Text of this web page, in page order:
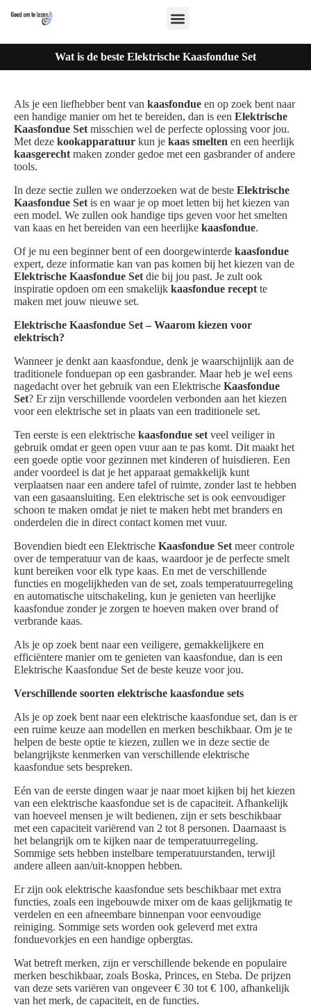
Wat is de beste Elektrische Kaasfondue Set
Als je een liefhebber bent van kaasfondue en op zoek bent naar
een handige manier om het te bereiden, dan is een Elektrische
Kaasfondue Set misschien wel de perfecte oplossing voor jou.
Met deze kookapparatuur kun je kaas smelten en een heerlijk
kaasgerecht maken zonder gedoe met een gasbrander of andere
tools.
In deze sectie zullen we onderzoeken wat de beste Elektrische
Kaasfondue Set is en waar je op moet letten bij het kiezen van
een model. We zullen ook handige tips geven voor het smelten
van kaas en het bereiden van een heerlijke kaasfondue.
Of je nu een beginner bent of een doorgewinterde kaasfondue
expert, deze informatie kan van pas komen bij het kiezen van de
Elektrische Kaasfondue Set die bij jou past. Je zult ook
inspiratie opdoen om een smakelijk kaasfondue recept te
maken met jouw nieuwe set.
Elektrische Kaasfondue Set – Waarom kiezen voor
elektrisch?
Wanneer je denkt aan kaasfondue, denk je waarschijnlijk aan de
traditionele fonduepan op een gasbrander. Maar heb je wel eens
nagedacht over het gebruik van een Elektrische Kaasfondue
Set? Er zijn verschillende voordelen verbonden aan het kiezen
voor een elektrische set in plaats van een traditionele set.
Ten eerste is een elektrische kaasfondue set veel veiliger in
gebruik omdat er geen open vuur aan te pas komt. Dit maakt het
een goede optie voor gezinnen met kinderen of huisdieren. Een
ander voordeel is dat je het apparaat gemakkelijk kunt
verplaatsen naar een andere tafel of ruimte, zonder last te hebben
van een gasaansluiting. Een elektrische set is ook eenvoudiger
schoon te maken omdat je niet te maken hebt met branders en
onderdelen die in direct contact komen met vuur.
Bovendien biedt een Elektrische Kaasfondue Set meer controle
over de temperatuur van de kaas, waardoor je de perfecte smelt
kunt bereiken voor elk type kaas. En met de verschillende
functies en mogelijkheden van de set, zoals temperatuurregeling
en automatische uitschakeling, kun je genieten van heerlijke
kaasfondue zonder je zorgen te hoeven maken over brand of
verbrande kaas.
Als je op zoek bent naar een veiligere, gemakkelijkere en
efficiëntere manier om te genieten van kaasfondue, dan is een
Elektrische Kaasfondue Set de beste keuze voor jou.
Verschillende soorten elektrische kaasfondue sets
Als je op zoek bent naar een elektrische kaasfondue set, dan is er
een ruime keuze aan modellen en merken beschikbaar. Om je te
helpen de beste optie te kiezen, zullen we in deze sectie de
belangrijkste kenmerken van verschillende elektrische
kaasfondue sets bespreken.
Eén van de eerste dingen waar je naar moet kijken bij het kiezen
van een elektrische kaasfondue set is de capaciteit. Afhankelijk
van hoeveel mensen je wilt bedienen, zijn er sets beschikbaar
met een capaciteit variërend van 2 tot 8 personen. Daarnaast is
het belangrijk om te kijken naar de temperatuurregeling.
Sommige sets hebben instelbare temperatuurstanden, terwijl
andere alleen aan/uit-knoppen hebben.
Er zijn ook elektrische kaasfondue sets beschikbaar met extra
functies, zoals een ingebouwde mixer om de kaas gelijkmatig te
verdelen en een afneembare binnenpan voor eenvoudige
reiniging. Sommige sets worden ook geleverd met extra
fonduevorkjes en een handige opbergtas.
Wat betreft merken, zijn er verschillende bekende en populaire
merken beschikbaar, zoals Boska, Princes, en Steba. De prijzen
van deze sets variëren van ongeveer € 30 tot € 100, afhankelijk
van het merk, de capaciteit, en de functies.